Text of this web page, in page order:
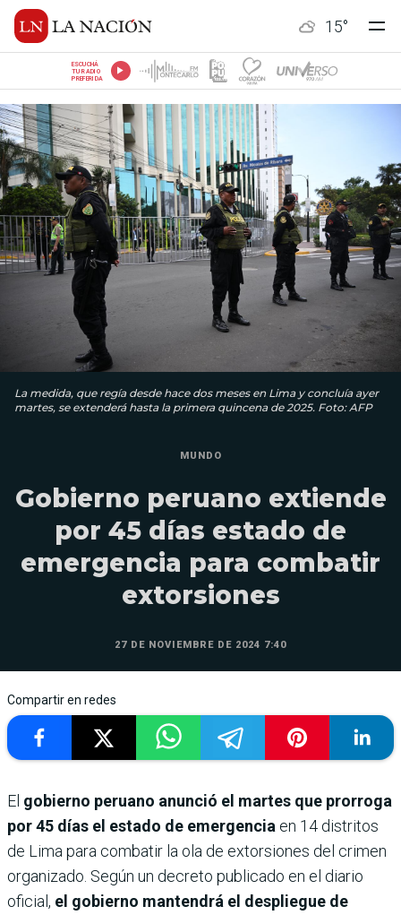
15°
ESCUCHÁ
TU RADIO
PREFERIDA
La medida, que regía desde hace dos meses en Lima y concluía ayer
martes, se extenderá hasta la primera quincena de 2025. Foto: AFP
MUNDO
Gobierno peruano extiende
por 45 días estado de
emergencia para combatir
extorsiones
27 DE NOVIEMBRE DE 2024 7:40
Compartir en redes
El gobierno peruano anunció el martes que prorroga
por 45 días el estado de emergencia en 14 distritos
de Lima para combatir la ola de extorsiones del crimen
organizado. Según un decreto publicado en el diario
oficial, el gobierno mantendrá el despliegue de